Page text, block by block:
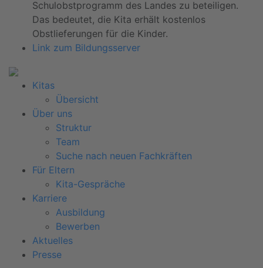
Schulobstprogramm des Landes zu beteiligen.
Das bedeutet, die Kita erhält kostenlos
Obstlieferungen für die Kinder.
Link zum Bildungsserver
Kitas
Übersicht
Über uns
Struktur
Team
Suche nach neuen Fachkräften
Für Eltern
Kita-Gespräche
Karriere
Ausbildung
Bewerben
Aktuelles
Presse